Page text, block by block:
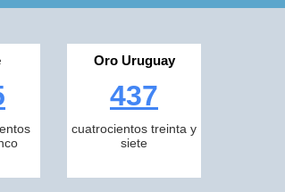
Oro Uruguay
437
cuatrocientos treinta y
siete